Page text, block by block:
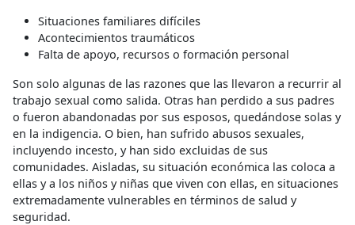
Situaciones familiares difíciles
Acontecimientos traumáticos
Falta de apoyo, recursos o formación personal
Son solo algunas de las razones que las llevaron a recurrir al
trabajo sexual como salida. Otras han perdido a sus padres
o fueron abandonadas por sus esposos, quedándose solas y
en la indigencia. O bien, han sufrido abusos sexuales,
incluyendo incesto, y han sido excluidas de sus
comunidades. Aisladas, su situación económica las coloca a
ellas y a los niños y niñas que viven con ellas, en situaciones
extremadamente vulnerables en términos de salud y
seguridad.